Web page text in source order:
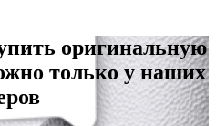
оригинальную
только у наших